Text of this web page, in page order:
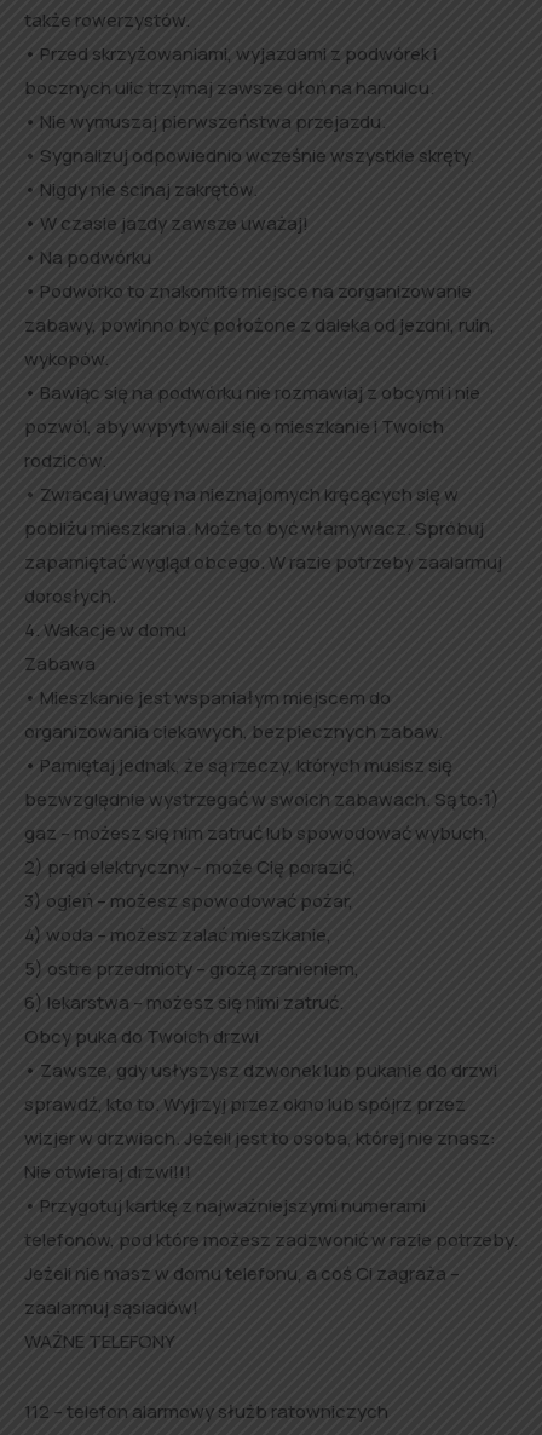
także rowerzystów.
• Przed skrzyżowaniami, wyjazdami z podwórek i
bocznych ulic trzymaj zawsze dłoń na hamulcu.
• Nie wymuszaj pierwszeństwa przejazdu.
• Sygnalizuj odpowiednio wcześnie wszystkie skręty.
• Nigdy nie ścinaj zakrętów.
• W czasie jazdy zawsze uważaj!
• Na podwórku
• Podwórko to znakomite miejsce na zorganizowanie
zabawy, powinno być położone z daleka od jezdni, ruin,
wykopów.
• Bawiąc się na podwórku nie rozmawiaj z obcymi i nie
pozwól, aby wypytywali się o mieszkanie i Twoich
rodziców.
• Zwracaj uwagę na nieznajomych kręcących się w
pobliżu mieszkania. Może to być włamywacz. Spróbuj
zapamiętać wygląd obcego. W razie potrzeby zaalarmuj
dorosłych.
4. Wakacje w domu
Zabawa
• Mieszkanie jest wspaniałym miejscem do
organizowania ciekawych, bezpiecznych zabaw.
• Pamiętaj jednak, że są rzeczy, których musisz się
bezwzględnie wystrzegać w swoich zabawach. Są to:1)
gaz – możesz się nim zatruć lub spowodować wybuch,
2) prąd elektryczny – może Cię porazić,
3) ogień – możesz spowodować pożar,
4) woda – możesz zalać mieszkanie,
5) ostre przedmioty – grożą zranieniem,
6) lekarstwa – możesz się nimi zatruć.
Obcy puka do Twoich drzwi
• Zawsze, gdy usłyszysz dzwonek lub pukanie do drzwi
sprawdź, kto to. Wyjrzyj przez okno lub spójrz przez
wizjer w drzwiach. Jeżeli jest to osoba, której nie znasz:
Nie otwieraj drzwi!!!
• Przygotuj kartkę z najważniejszymi numerami
telefonów, pod które możesz zadzwonić w razie potrzeby.
Jeżeli nie masz w domu telefonu, a coś Ci zagraża –
zaalarmuj sąsiadów!
WAŻNE TELEFONY
112 – telefon alarmowy służb ratowniczych